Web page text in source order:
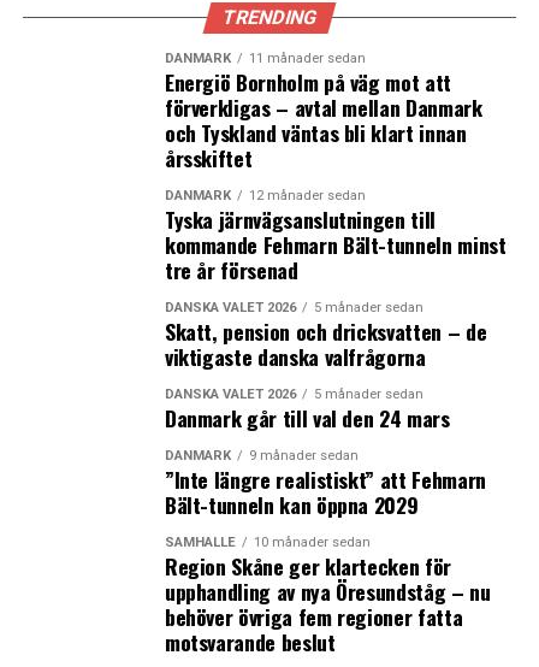
TRENDING
DANMARK 11 månader sedan
Energiö Bornholm på väg mot att
förverkligas – avtal mellan Danmark
och Tyskland väntas bli klart innan
årsskiftet
DANMARK 12 månader sedan
Tyska järnvägsanslutningen till
kommande Fehmarn Bält-tunneln minst
tre år försenad
DANSKA VALET 2026 5 månader sedan
Skatt, pension och dricksvatten – de
viktigaste danska valfrågorna
DANSKA VALET 2026 5 månader sedan
Danmark går till val den 24 mars
DANMARK 9 månader sedan
”Inte längre realistiskt” att Fehmarn
Bält-tunneln kan öppna 2029
SAMHÄLLE 10 månader sedan
Region Skåne ger klartecken för
upphandling av nya Öresundståg – nu
behöver övriga fem regioner fatta
motsvarande beslut